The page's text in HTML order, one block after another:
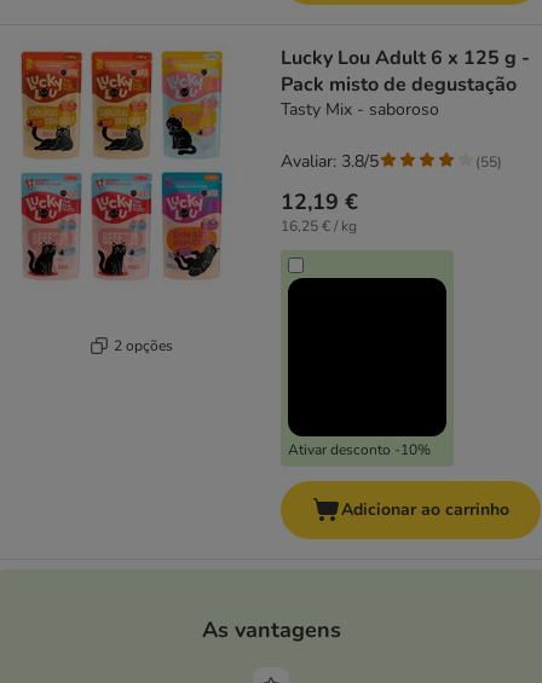
2 opções
Lucky Lou Adult 6 x 125 g -
Pack misto de degustação
Tasty Mix - saboroso
12,19 €
16,25 € / kg
Ativar desconto -10%
Avaliar: 3.8/5 (55)
Adicionar ao carrinho
As vantagens